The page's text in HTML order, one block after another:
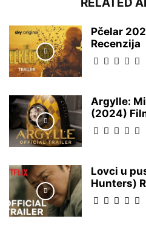
Pčelar
Recenzija
Argylle:
(2024)
Lovci u
Hunters)